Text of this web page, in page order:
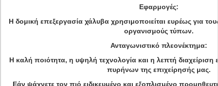
Εφαρμογές:
Η δομική επεξεργασία χάλυβα χρησιμοποιείται ευρέως για
οργανισμούς τύπων.
Ανταγωνιστικό πλεονέκτημα:
Η καλή ποιότητα, η υψηλή τεχνολογία και η λεπτή διαχείριση
πυρήνων της επιχείρησής μας.
Εάν ψάχνετε τον πιό ειδικευμένο και εξοπλισμένο